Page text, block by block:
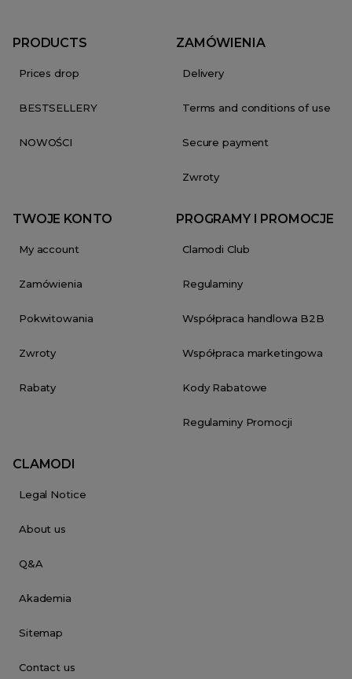
PRODUCTS
Prices drop
BESTSELLERY
NOWOŚCI
ZAMÓWIENIA
Delivery
Terms and conditions of use
Secure payment
Zwroty
TWOJE KONTO
My account
Zamówienia
Pokwitowania
Zwroty
Rabaty
PROGRAMY I PROMOCJE
Clamodi Club
Regulaminy
Współpraca handlowa B2B
Współpraca marketingowa
Kody Rabatowe
Regulaminy Promocji
CLAMODI
Legal Notice
About us
Q&A
Akademia
Sitemap
Contact us